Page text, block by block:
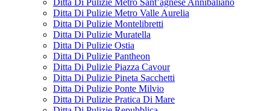
Ditta Di Pulizie Metro Valle Aurelia
Ditta Di Pulizie Montelibretti
Ditta Di Pulizie Muratella
Ditta Di Pulizie Ostia
Ditta Di Pulizie Pantheon
Ditta Di Pulizie Piazza Cavour
Ditta Di Pulizie Pineta Sacchetti
Ditta Di Pulizie Ponte Milvio
Ditta Di Pulizie Pratica Di Mare